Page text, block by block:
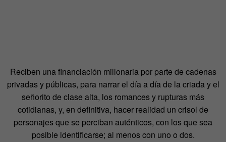
Reciben una financiación millonaria por parte de cadenas
privadas y públicas, para narrar el día a día de la criada y el
señorito de clase alta, los romances y rupturas más
cotidianas, y, en definitiva, hacer realidad un crisol de
personajes que se perciban auténticos, con los que sea
posible identificarse; al menos con uno o dos.